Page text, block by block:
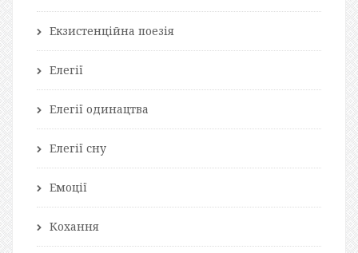
Екзистенційна поезія
Елегії
Елегії одинацтва
Елегії сну
Емоції
Кохання